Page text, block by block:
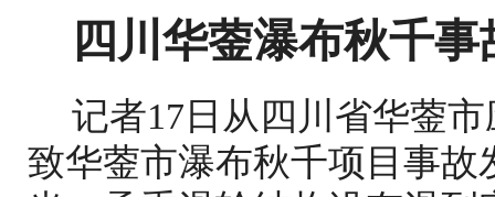
四川华蓥瀑布秋千
记者17日从四川省华蓥
致华蓥市瀑布秋千项目事